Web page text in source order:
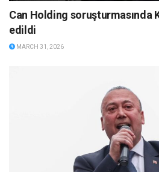
Can Holding soruşturmasında
edildi
MARCH 31, 2026